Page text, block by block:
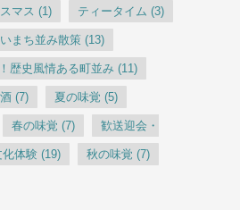
マス (1) ティータイム (3)
まち並み散策 (13)
歴史風情ある町並み (11)
(7) 夏の味覚 (5)
春の味覚 (7) 歓送迎会・
化体験 (19) 秋の味覚 (7)